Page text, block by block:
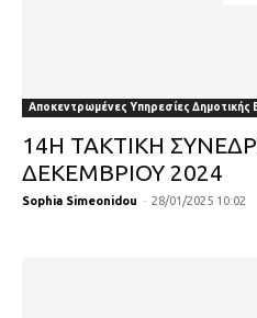
Αποκεντρωμένες Υπηρεσίες Δημοτικής
14Η ΤΑΚΤΙΚΗ
ΔΕΚΕΜΒΡΙΟΥ 2024
Sophia Simeonidou - 28/01/2025 10:02